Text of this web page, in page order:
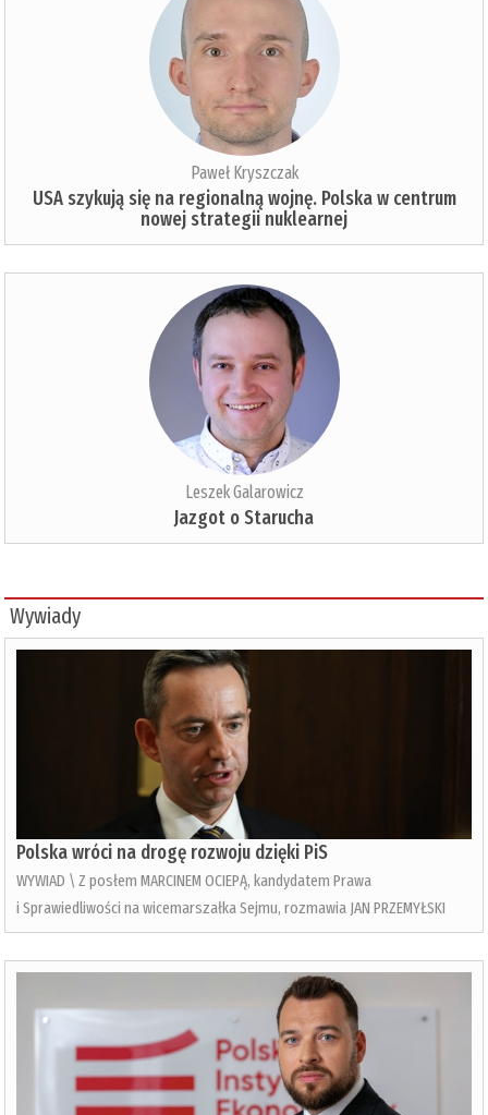
Paweł Kryszczak
USA szykują się na regionalną wojnę. Polska w centrum
nowej strategii nuklearnej
Leszek Galarowicz
Jazgot o Starucha
Wywiady
Polska wróci na drogę rozwoju dzięki PiS
WYWIAD \ Z posłem MARCINEM OCIEPĄ, kandydatem Prawa
i Sprawiedliwości na wicemarszałka Sejmu, rozmawia JAN PRZEMYŁSKI